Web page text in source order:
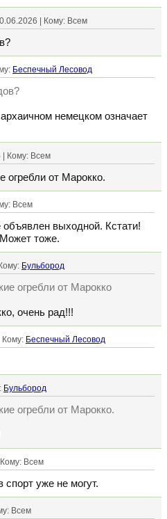
| Кому: Всем
Беспечный Лесовод
немецком означает
| Кому: Всем
огребли от Марокко.
Всем
выходной. Кстати!
тоже.
Бульбород
огребли от Марокко
очень рад!!!
Кому: Беспечный Лесовод
Бульбород
огребли от Марокко.
Всем
уже не могут.
Всем